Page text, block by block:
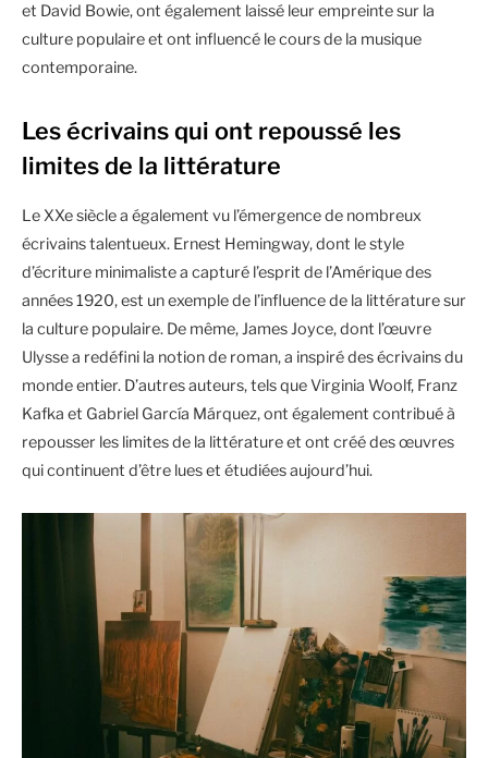
et David Bowie, ont également laissé leur empreinte sur la
culture populaire et ont influencé le cours de la musique
contemporaine.
Les écrivains qui ont repoussé les
limites de la littérature
Le XXe siècle a également vu l’émergence de nombreux
écrivains talentueux. Ernest Hemingway, dont le style
d’écriture minimaliste a capturé l’esprit de l’Amérique des
années 1920, est un exemple de l’influence de la littérature sur
la culture populaire. De même, James Joyce, dont l’œuvre
Ulysse a redéfini la notion de roman, a inspiré des écrivains du
monde entier. D’autres auteurs, tels que Virginia Woolf, Franz
Kafka et Gabriel García Márquez, ont également contribué à
repousser les limites de la littérature et ont créé des œuvres
qui continuent d’être lues et étudiées aujourd’hui.